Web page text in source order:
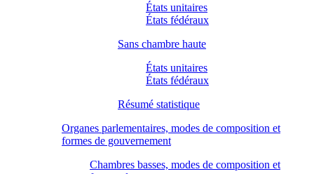
États unitaires
États fédéraux
Sans chambre haute
États unitaires
États fédéraux
Résumé statistique
Organes parlementaires, modes de composition et
formes de gouvernement
Chambres basses, modes de composition et